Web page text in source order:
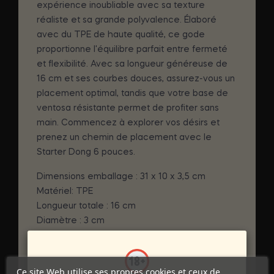
expérience inoubliable avec sa texture
réaliste et sa grande polyvalence. Élaboré
avec du TPE de haute qualité, ce gode
proportionne l'équilibre parfait entre fermeté
et flexibilité. Avec sa longueur généreuse de
16 cm et ses courbes douces, assurez-vous un
placement optimal, tandis que votre base de
ventosa résistante permet de profiter sans
main. Commencez à explorer vos désirs et
prenez un chemin de placement avec le
Starter Dong 6 pouces.
Dimensions emballage : 31 x 10 x 3,5 cm
Matériel: TPE
Longueur totale : 16 cm
Diamètre : 3 cm
Marque GET REAL